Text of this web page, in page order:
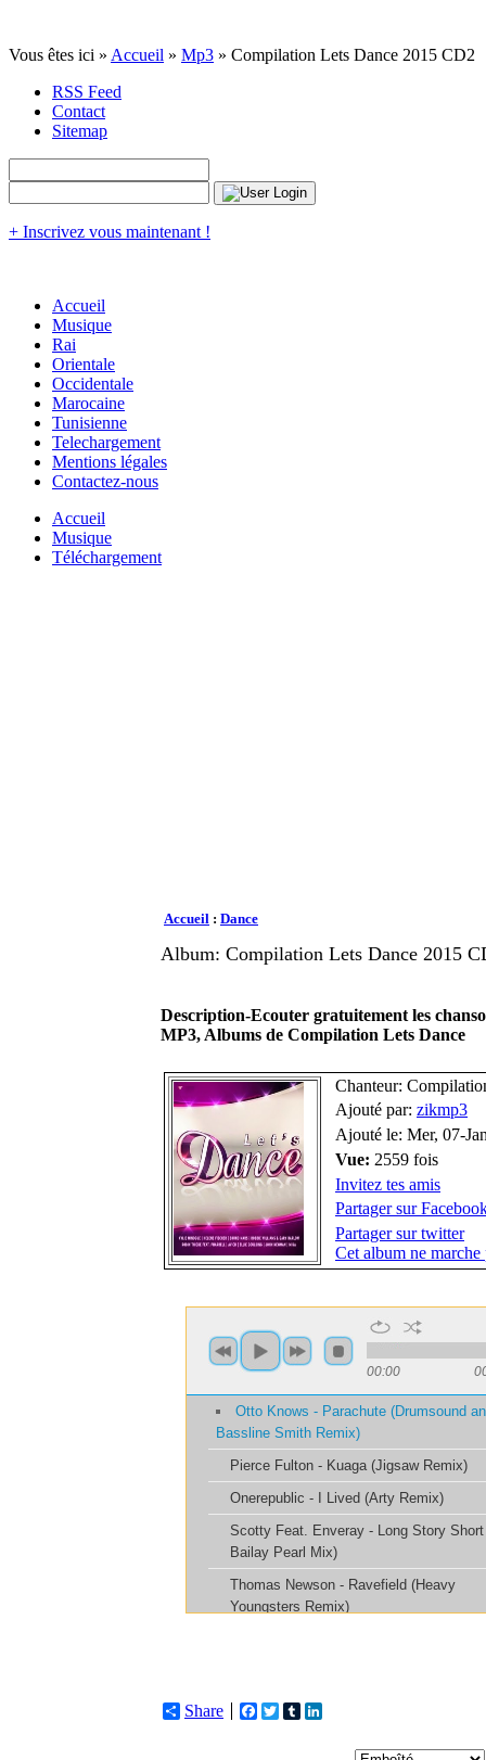
Vous êtes ici » Accueil » Mp3 » Compilation Lets Dance 2015 CD2
RSS Feed
Contact
Sitemap
+ Inscrivez vous maintenant !
Accueil
Musique
Rai
Orientale
Occidentale
Marocaine
Tunisienne
Telechargement
Mentions légales
Contactez-nous
Accueil
Musique
Téléchargement
Accueil : Dance
Album: Compilation Lets Dance 2015
Description-Ecouter gratuitement les
MP3, Albums de Compilation Lets Dance
Chanteur:
Ajouté par: zikmp3
Ajouté le: Mer, 07-
Vue: 2559 fois
Invitez tes amis
Partager sur
Partager sur twitter
Cet album ne marche
Share Facebook
TwitterTumblr